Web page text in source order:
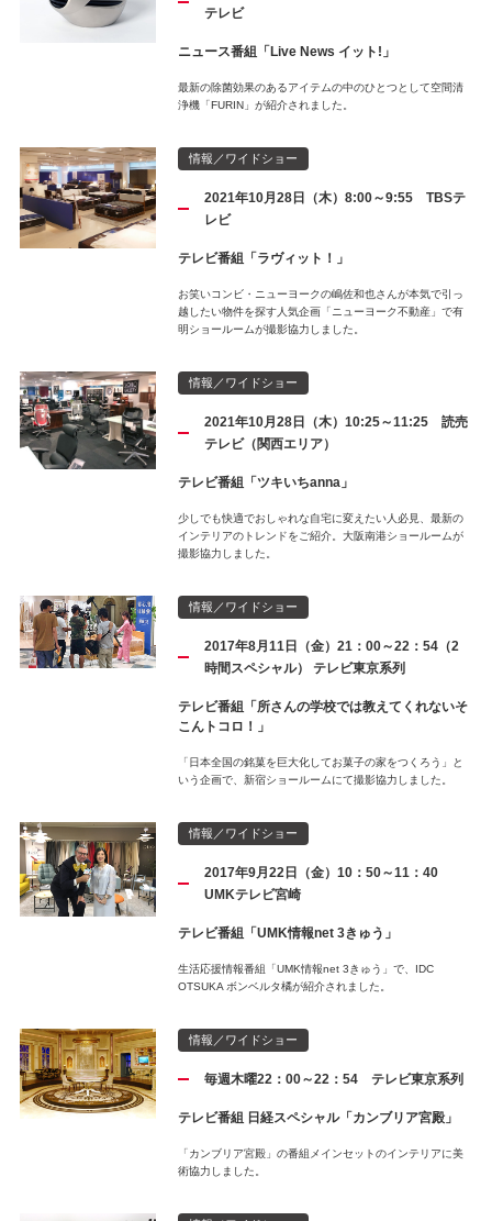
テレビ
ニュース番組「Live News イット!」
最新の除菌効果のあるアイテムの中のひとつとして空間清
浄機「FURIN」が紹介されました。
情報／ワイドショー
2021年10月28日（木）8:00～9:55 TBSテ
レビ
テレビ番組「ラヴィット！」
お笑いコンビ・ニューヨークの嶋佐和也さんが本気で引っ
越したい物件を探す人気企画「ニューヨーク不動産」で有
明ショールームが撮影協力しました。
情報／ワイドショー
2021年10月28日（木）10:25～11:25 読売
テレビ（関西エリア）
テレビ番組「ツキいちanna」
少しでも快適でおしゃれな自宅に変えたい人必見、最新の
インテリアのトレンドをご紹介。大阪南港ショールームが
撮影協力しました。
情報／ワイドショー
2017年8月11日（金）21：00～22：54（2
時間スペシャル） テレビ東京系列
テレビ番組「所さんの学校では教えてくれないそ
こんトコロ！」
「日本全国の銘菓を巨大化してお菓子の家をつくろう」と
いう企画で、新宿ショールームにて撮影協力しました。
情報／ワイドショー
2017年9月22日（金）10：50～11：40
UMKテレビ宮崎
テレビ番組「UMK情報net 3きゅう」
生活応援情報番組「UMK情報net 3きゅう」で、IDC
OTSUKA ボンベルタ橘が紹介されました。
情報／ワイドショー
毎週木曜22：00～22：54 テレビ東京系列
テレビ番組 日経スペシャル「カンブリア宮殿」
「カンブリア宮殿」の番組メインセットのインテリアに美
術協力しました。